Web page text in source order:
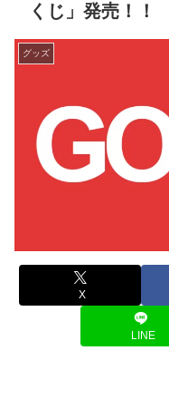
くじ」発売！！
グッズ
X
LINE